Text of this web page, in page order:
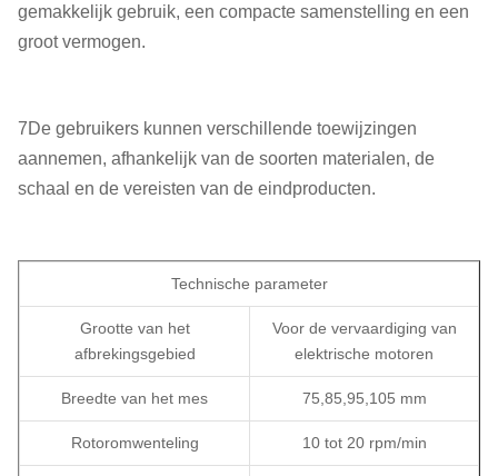
gemakkelijk gebruik, een compacte samenstelling en een
groot vermogen.
7De gebruikers kunnen verschillende toewijzingen
aannemen, afhankelijk van de soorten materialen, de
schaal en de vereisten van de eindproducten.
Technische parameter
Grootte van het
afbrekingsgebied
Voor de vervaardiging van
elektrische motoren
Breedte van het mes 75,85,95,105 mm
Rotoromwenteling 10 tot 20 rpm/min